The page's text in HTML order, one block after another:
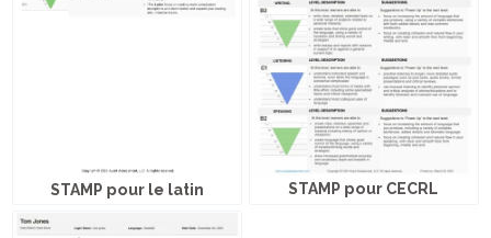
STAMP pour le latin STAMP pour CECRL